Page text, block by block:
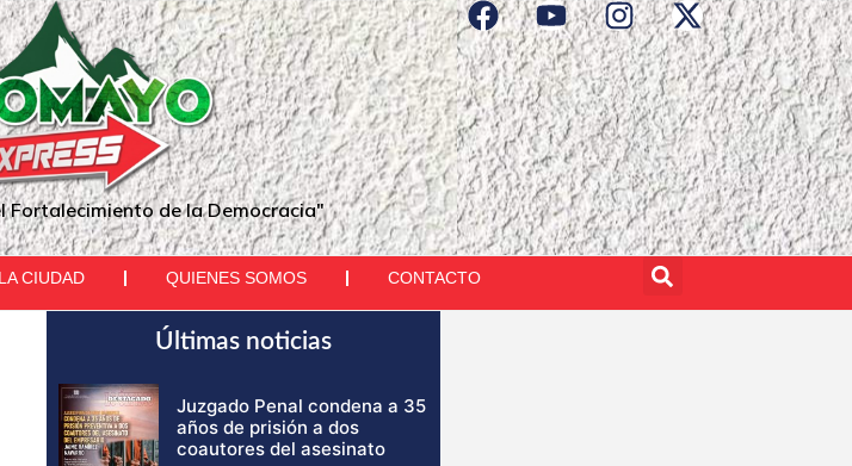
Fortalecimiento de la Democracia"
CIUDAD QUIENES SOMOS CONTACTO
Últimas noticias
Juzgado Penal condena a 35
años de prisión a dos
coautores del asesinato